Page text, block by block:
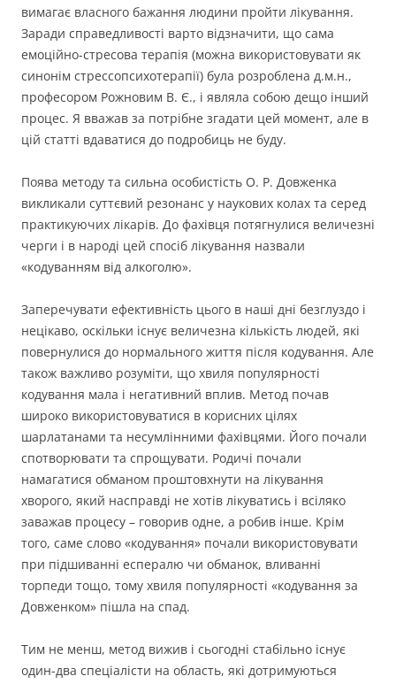
вимагає власного бажання людини пройти лікування.
Заради справедливості варто відзначити, що сама
емоційно-стресова терапія (можна використовувати як
синонім стрессопсихотерапії) була розроблена д.м.н.,
професором Рожновим В. Є., і являла собою дещо інший
процес. Я вважав за потрібне згадати цей момент, але в
цій статті вдаватися до подробиць не буду.
Поява методу та сильна особистість О. Р. Довженка
викликали суттєвий резонанс у наукових колах та серед
практикуючих лікарів. До фахівця потягнулися величезні
черги і в народі цей спосіб лікування назвали
«кодуванням від алкоголю».
Заперечувати ефективність цього в наші дні безглуздо і
нецікаво, оскільки існує величезна кількість людей, які
повернулися до нормального життя після кодування. Але
також важливо розуміти, що хвиля популярності
кодування мала і негативний вплив. Метод почав
широко використовуватися в корисних цілях
шарлатанами та несумлінними фахівцями. Його почали
спотворювати та спрощувати. Родичі почали
намагатися обманом проштовхнути на лікування
хворого, який насправді не хотів лікуватись і всіляко
заважав процесу – говорив одне, а робив інше. Крім
того, саме слово «кодування» почали використовувати
при підшиванні еспералю чи обманок, вливанні
торпеди тощо, тому хвиля популярності «кодування за
Довженком» пішла на спад.
Тим не менш, метод вижив і сьогодні стабільно існує
один-два спеціалісти на область, які дотримуються